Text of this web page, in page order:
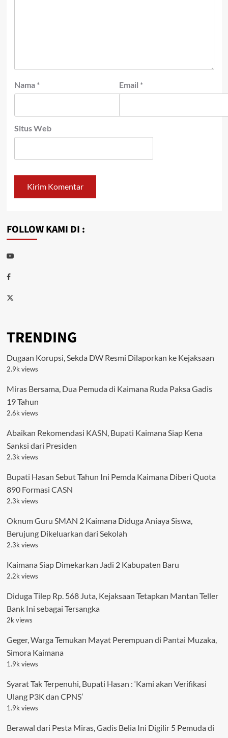
Nama * Email *
Situs Web
FOLLOW KAMI DI :
Youtube
Facebook
Twitter
TRENDING
Dugaan Korupsi, Sekda DW Resmi Dilaporkan ke Kejaksaan
2.9k views
Miras Bersama, Dua Pemuda di Kaimana Ruda Paksa Gadis
19 Tahun
2.6k views
Abaikan Rekomendasi KASN, Bupati Kaimana Siap Kena
Sanksi dari Presiden
2.3k views
Bupati Hasan Sebut Tahun Ini Pemda Kaimana Diberi Quota
890 Formasi CASN
2.3k views
Oknum Guru SMAN 2 Kaimana Diduga Aniaya Siswa,
Berujung Dikeluarkan dari Sekolah
2.3k views
Kaimana Siap Dimekarkan Jadi 2 Kabupaten Baru
2.2k views
Diduga Tilep Rp. 568 Juta, Kejaksaan Tetapkan Mantan Teller
Bank Ini sebagai Tersangka
2k views
Geger, Warga Temukan Mayat Perempuan di Pantai Muzaka,
Simora Kaimana
1.9k views
Syarat Tak Terpenuhi, Bupati Hasan : ‘Kami akan Verifikasi
Ulang P3K dan CPNS’
1.9k views
Berawal dari Pesta Miras, Gadis Belia Ini Digilir 5 Pemuda di